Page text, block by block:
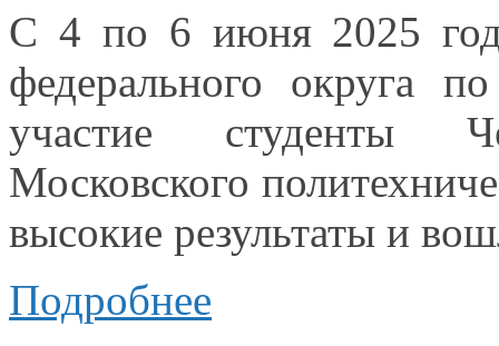
С 4 по 6 июня 2025
федерального округа
участие студенты
Московского
высокие результаты и
Подробнее